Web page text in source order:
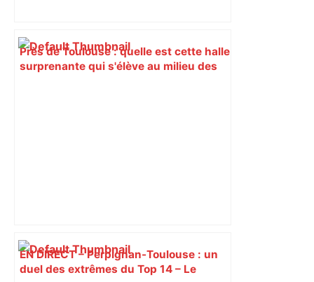
Près de Toulouse : quelle est cette halle
surprenante qui s'élève au milieu des
EN DIRECT – Perpignan-Toulouse : un
duel des extrêmes du Top 14 – Le